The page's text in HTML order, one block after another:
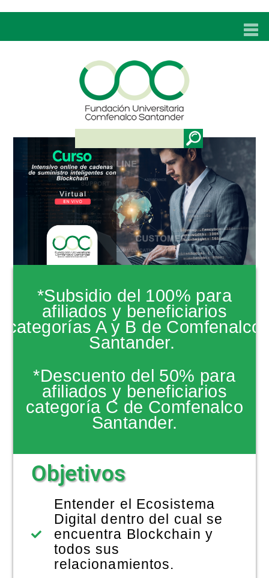
UNC
ADMISIONES
PROGRAMAS
TÉCNICOS LABORALES
BIENESTAR
BIBLIOTECA
INVESTIGACIONES
EDUCACIÓN CONTINUA
NOTICIAS
*Subsidio del 100% para
afiliados y beneficiarios
categorías A y B de Comfenalco
Santander.
*Descuento del 50% para
afiliados y beneficiarios
categoría C de Comfenalco
Santander.
Objetivos
Entender el Ecosistema
Digital dentro del cual se
encuentra Blockchain y
todos sus
relacionamientos.